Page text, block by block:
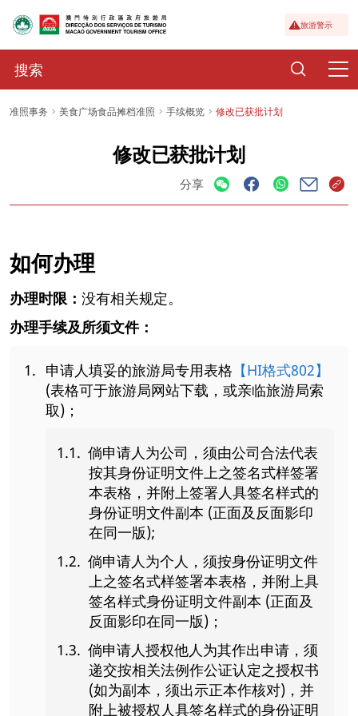
旅游警示
准照事务 美食广场食品摊档准照 手续概览 修改已获批计划
修改已获批计划
分享
如何办理
办理时限： 没有相关规定。
办理手续及所须文件：
申请人填妥的旅游局专用表格 【HI格式802】
(表格可于旅游局网站下载，或亲临旅游局索
取)；
倘申请人为公司，须由公司合法代表
按其身份证明文件上之签名式样签署
本表格，并附上签署人具签名样式的
身份证明文件副本 (正面及反面影印
在同一版);
倘申请人为个人，须按身份证明文件
上之签名式样签署本表格，并附上具
签名样式身份证明文件副本 (正面及
反面影印在同一版)；
倘申请人授权他人为其作出申请，须
递交按相关法例作公证认定之授权书
(如为副本，须出示正本作核对)，并
附上被授权人具签名样式的身份证明